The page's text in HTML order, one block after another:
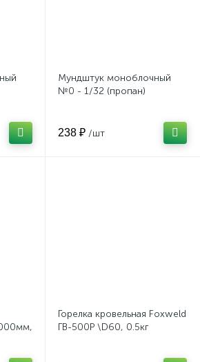
Мундштук моноблочный
№0 - 1/32 (пропан)
238 ₽ /шт
Горелка кровельная Foxweld
ГВ-500Р \D60, 0.5кг